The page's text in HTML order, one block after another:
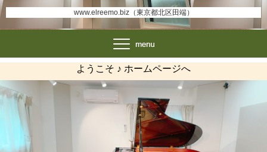
www.elreemo.biz（東京都北区田端）
ようこそ ♪ ホームページへ